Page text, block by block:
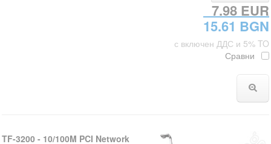
7.98 EUR
15.61 BGN
с включен ДДС и 5% TO
Сравни
TF-3200 - 10/100M PCI Network